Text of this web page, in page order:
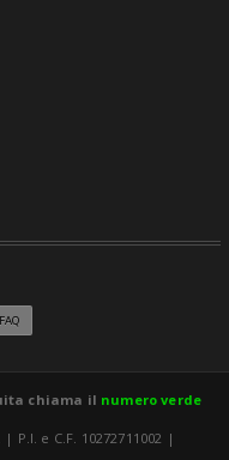
FAQ
chiama il numero verde
e C.F. 10272711002 |